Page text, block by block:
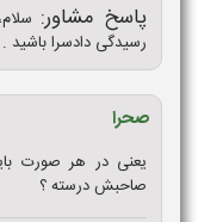
پاسخ مشاور:
رسیدگی دادسرا باشید .
صحرا
یعنی در هر صورت
صاحبش درسته ؟